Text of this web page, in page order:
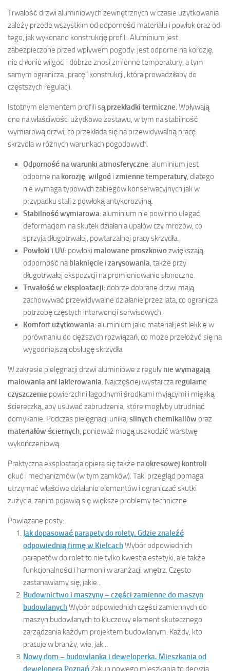
Trwałość drzwi aluminiowych zewnętrznych w czasie użytkowania
zależy przede wszystkim od odporności materiału i powłok oraz od
tego, jak wykonano konstrukcję profili. Aluminium jest
zabezpieczone przed wpływem pogody: jest odporne na korozję,
nie chłonie wilgoci i dobrze znosi zmienne temperatury, a tym
samym ogranicza „pracę” konstrukcji, która prowadziłaby do
częstszych regulacji.
Istotnym elementem profili sąprzekładki termiczne. Wpływają
one na właściwości użytkowe zestawu, w tym na stabilność
wymiarową drzwi, co przekłada się na przewidywalną pracę
skrzydła w różnych warunkach pogodowych.
Odporność na warunki atmosferyczne: aluminium jest
odporne nakorozję, wilgoć i zmienne temperatury, dlatego
nie wymaga typowych zabiegów konserwacyjnych jak w
przypadku stali z powłoką antykorozyjną.
Stabilność wymiarowa: aluminium nie powinno ulegać
deformacjom na skutek działania upałów czy mrozów, co
sprzyja długotrwałej, powtarzalnej pracy skrzydła.
Powłoki i UV: powłoki malowane proszkowozwiększają
odporność nablaknięcie i zarysowania, także przy
długotrwałej ekspozycji na promieniowanie słoneczne.
Trwałość w eksploatacji: dobrze dobrane drzwi mają
zachowywać przewidywalne działanie przez lata, co ogranicza
potrzebę częstych interwencji serwisowych.
Komfort użytkowania: aluminium jako materiał jest lekkie w
porównaniu do cięższych rozwiązań, co może przełożyć się na
wygodniejszą obsługę skrzydła.
W zakresie pielęgnacji drzwi aluminiowe z reguły nie wymagają
malowania ani lakierowania. Najczęściej wystarczaregularne
czyszczenie powierzchni łagodnymi środkami myjącymi i miękką
ściereczką, aby usuwać zabrudzenia, które mogłyby utrudniać
domykanie. Podczas pielęgnacji unikaj silnych chemikaliów oraz
materiałów ściernych, ponieważ mogą uszkodzić warstwę
wykończeniową.
Praktyczna eksploatacja opiera się także naokresowej kontroli
okuć i mechanizmów (w tym zamków). Taki przegląd pomaga
utrzymać właściwe działanie elementów i ograniczać skutki
zużycia, zanim pojawią się większe problemy techniczne.
Powiązane posty:
Jak dopasować parapety do rolety. Gdzie znaleźć
odpowiednią firmę w KielcachWybór odpowiednich
parapetów do rolet to nie tylko kwestia estetyki, ale także
funkcjonalności i harmonii w aranżacji wnętrz. Często
zastanawiamy się, jakie...
Budownictwo i maszyny – części zamienne do maszyn
budowlanychWybór odpowiednich części zamiennych do
maszyn budowlanych to kluczowy element skutecznego
zarządzania każdym projektem budowlanym. Każdy, kto
pracuje w branży, wie, jak...
Nowy dom – budowlanka i deweloperka. Mieszkania od
dewelopera PoznańZakup nowego mieszkania to decyzja,